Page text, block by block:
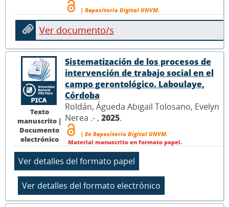
| Repositorio Digital UNVM.
Ver documento/s
Texto
manuscrito |
Documento
electrónico
Sistematización de los procesos de
intervención de trabajo social en el
campo gerontológico. Laboulaye,
Córdoba
Roldán, Águeda Abigail Tolosano, Evelyn
Nerea .- , 2025.
| En Repositorio Digital UNVM.
Material manuscrito en formato papel.